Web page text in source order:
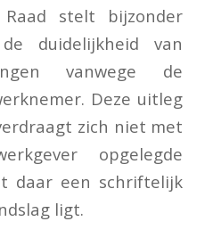
stelt bijzonder
duidelijkheid van
vanwege de
Deze uitleg
zich niet met
opgelegde
daar een schriftelijk
ligt.